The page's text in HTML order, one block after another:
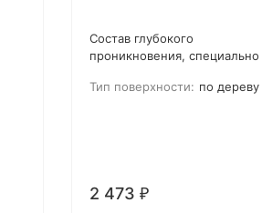
Состав глубокого
проникновения, специально
деревянных поверхностей в
Тип поверхности: по дереву
2 473 ₽